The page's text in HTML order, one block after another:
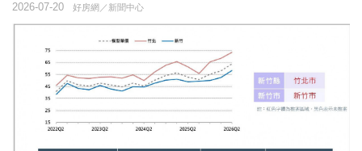
好房網／新聞中心
2026-07-20